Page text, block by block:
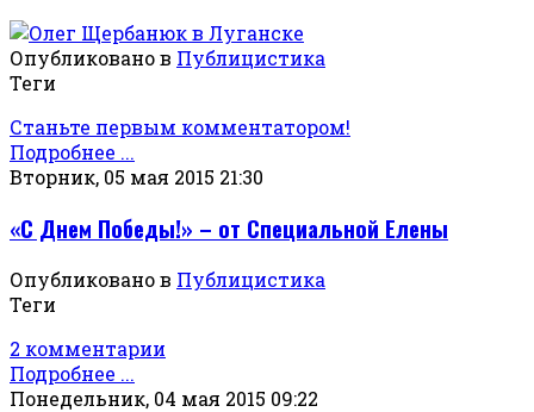
Опубликовано в Публицистика
Теги
Станьте первым комментатором!
Подробнее ...
Вторник, 05 мая 2015 21:30
«С Днем Победы!» – от Специальной Елены
Опубликовано в Публицистика
Теги
2 комментарии
Подробнее ...
Понедельник, 04 мая 2015 09:22